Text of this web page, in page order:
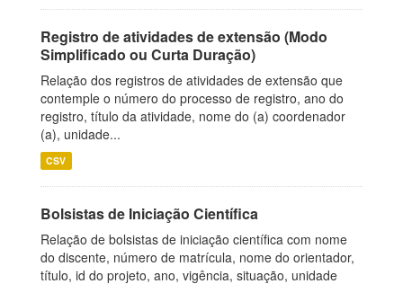
Registro de atividades de extensão (Modo
Simplificado ou Curta Duração)
Relação dos registros de atividades de extensão que
contemple o número do processo de registro, ano do
registro, título da atividade, nome do (a) coordenador
(a), unidade...
CSV
Bolsistas de Iniciação Científica
Relação de bolsistas de iniciação científica com nome
do discente, número de matrícula, nome do orientador,
título, id do projeto, ano, vigência, situação, unidade